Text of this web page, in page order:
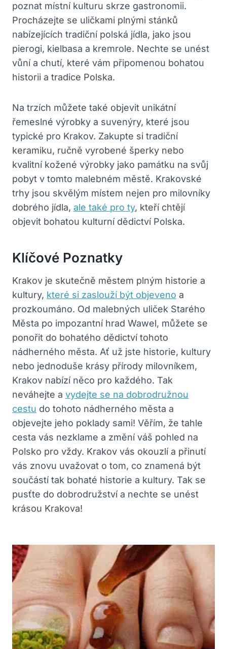
poznat místní kulturu skrze gastronomii.
Procházejte se uličkami plnými stánků
nabízejících tradiční polská jídla, jako jsou
pierogi, kielbasa a kremrole. Nechte se unést
vůní a chutí, které vám připomenou bohatou
historii a tradice Polska.
Na trzích můžete také objevit unikátní
řemeslné výrobky a suvenýry, které jsou
typické pro Krakov. Zakupte si tradiční
keramiku, ručně vyrobené šperky nebo
kvalitní kožené výrobky jako památku na svůj
pobyt v tomto malebném městě. Krakovské
trhy jsou skvělým místem nejen pro milovníky
dobrého jídla, ale také pro ty, kteří chtějí
objevit bohatou kulturní dědictví Polska.
Klíčové Poznatky
Krakov je skutečně městem plným historie a
kultury, které si zaslouží být objeveno a
prozkoumáno. Od malebných uliček Starého
Města po impozantní hrad Wawel, můžete se
ponořit do bohatého dědictví tohoto
nádherného města. Ať už jste historie, kultury
nebo jednoduše krásy přírody milovníkem,
Krakov nabízí něco pro každého. Tak
neváhejte a vydejte se na dobrodružnou
cestu do tohoto nádherného města a
objevejte jeho poklady sami! Věřím, že tahle
cesta vás nezklame a změní váš pohled na
Polsko pro vždy. Krakov vás okouzlí a přinutí
vás znovu uvažovat o tom, co znamená být
součástí tak bohaté historie a kultury. Tak se
pusťte do dobrodružství a nechte se unést
krásou Krakova!